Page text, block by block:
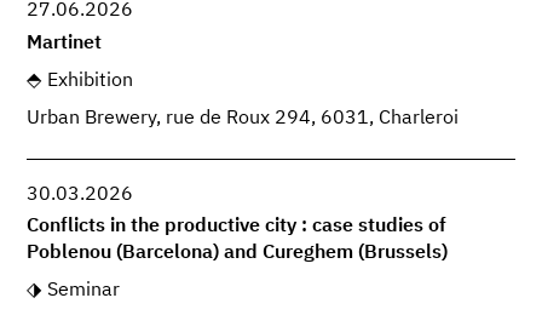
27.06.2026
Martinet
Exhibition
Urban Brewery, rue de Roux 294, 6031, Charleroi
30.03.2026
Conflicts in the productive city : case studies of
Poblenou (Barcelona) and Cureghem (Brussels)
Seminar